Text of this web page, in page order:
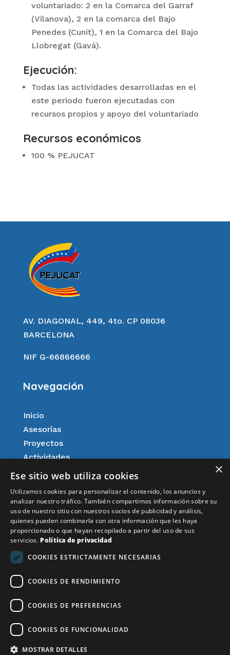
voluntariado: 2 en la Comarca del Garraf
(Vilanova), 2 en la comarca del Bajo
Penedes (Cunit), 1 en la Comarca del Bajo
Llobregat (Gavá).
Ejecución:
Todas las actividades desarrolladas en el
este periodo fueron ejecutadas con
recursos propios y apoyo del voluntariado
Recursos económicos
100 % PEJUCAT
AV. DIAGONAL, 449, 4to. CP 08036
BARCELONA
NIF G-66866666
Navegación
Inicio
Asesorías
Proyectos
Actividades
Agenda
Aspectos legales
Resultados
Noticias
Aviso Legal
×
Ese sitio web utiliza cookies
Utilizamos cookies para personalizar el contenido, los anuncios y
analizar nuestro tráfico. También compartimos información sobre su
uso de nuestro sitio con nuestros socios de publicidad y análisis,
quienes pueden combinarla con otra información que les haya
proporcionado o que hayan recopilado a partir del uso de sus
servicios. Política de privacidad
COOKIES ESTRICTAMENTE NECESARIAS
COOKIES DE RENDIMIENTO
COOKIES DE PREFERENCIAS
COOKIES DE FUNCIONALIDAD
MOSTRAR DETALLES